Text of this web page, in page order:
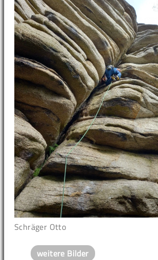
Schräger Otto
weitere Bilder